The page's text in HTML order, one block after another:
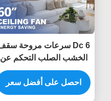
Dc 6 سرعات مروحة سقف
الخشب الصلب التحكم عن
بعد ديكور داخلي
احصل على أفضل سعر